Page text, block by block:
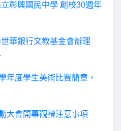
立彰興國民中學 創校30週年
華銀行文教基金會辦理
年度學生美術比賽簡章，
大會開幕觀禮注意事項